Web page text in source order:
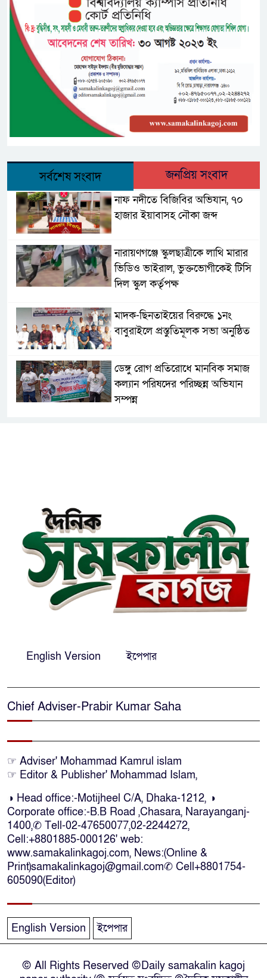
সর্বশেষ সংবাদ জনপ্রিয় সংবাদ
নাফ নদীতে বিজিবির অভিযান, ৭০
হাজার ইয়াবাসহ নৌকা জব্দ
নারায়ণগঞ্জে স্কুলছাত্রীকে লাথি মারার
ভিডিও ভাইরাল, ভুক্তভোগীকেই টিসি
দিল স্কুল কর্তৃপক্ষ
মাদক-ছিনতাইয়ের বিরুদ্ধে ১নং
বাবুরাইলে প্রস্তুতিমূলক সভা অনুষ্ঠিত
ডেঙ্গু রোগ প্রতিরোধে মানবিক সমাজ
কল্যান পরিষদের পরিচ্ছন্ন অভিযান
সম্পন্ন
ঢাকা-সিলেটে মহাসড়কে দুই বাসের
মুখোমুখি সংঘর্ষ: নিহত-৯
শেখ হাসিনার সঙ্গে পালানোর ফ্লাইট
যেভাব মিস করেছিলেন সালমান এফ
দেশের সকল বিমানবন্দরে নিরাপত্তা
ঢাকাসহ সারাদেশে হঠাৎ সর্বোচ্চ
সতর্কতা জা‌রি
নারায়ণগঞ্জে ডিবি পুলিশ পরিচয়ে ১৮
লাখ টাকা ছিনতাইয়ের অভিযোগে
মামলা
এনসিপির মুখ্য সমন্বয়ক নাসীরুদ্দীন
পাটওয়ারীকে নারায়ণগঞ্জে অবাঞ্ছিত
ঘোষণা
সোনারগাঁয়ের জলাবদ্ধতা নিরসনে দ্রুত
কমিশনারের
English Version ইপেপার
Chief Adviser-Prabir Kumar Saha
☞ Adviser' Mohammad Kamrul islam
☞ Editor & Publisher' Mohammad Islam,
◑ Head office:-Motijheel C/A, Dhaka-1212, ◑
Corporate office:-B.B Road ,Chasara, Narayanganj-
1400,✆ Tell-02-47650077,02-2244272,
Cell:+8801885-000126' web:
www.samakalinkagoj.com, News:(Online &
Print)samakalinkagoj@gmail.com✆ Cell+8801754-
605090(Editor)
English Version ইপেপার
© All Rights Reserved ©Daily samakalin kagoj